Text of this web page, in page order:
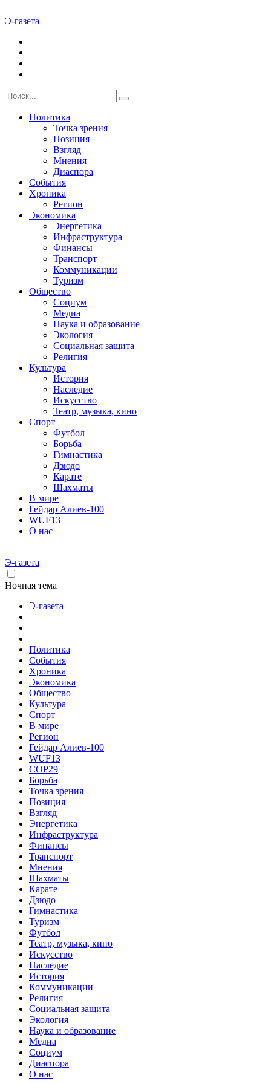
Э-газета
Политика
Точка зрения
Позиция
Взгляд
Мнения
Диаспора
События
Хроника
Регион
Экономика
Энергетика
Инфраструктура
Финансы
Транспорт
Коммуникации
Туризм
Общество
Социум
Медиа
Наука и образование
Экология
Социальная защита
Религия
Культура
История
Наследие
Искусство
Театр, музыка, кино
Спорт
Футбол
Борьба
Гимнастика
Дзюдо
Карате
Шахматы
В мире
Гейдар Алиев-100
WUF13
О нас
Э-газета
Ночная тема
Э-газета
Политика
События
Хроника
Экономика
Общество
Культура
Спорт
В мире
Регион
Гейдар Алиев-100
WUF13
COP29
Борьба
Точка зрения
Позиция
Взгляд
Энергетика
Инфраструктура
Финансы
Транспорт
Мнения
Шахматы
Карате
Дзюдо
Гимнастика
Туризм
Футбол
Театр, музыка, кино
Искусство
Наследие
История
Коммуникации
Религия
Социальная защита
Экология
Наука и образование
Медиа
Социум
Диаспора
О нас